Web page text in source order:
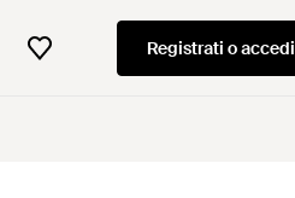
Registrati o accedi